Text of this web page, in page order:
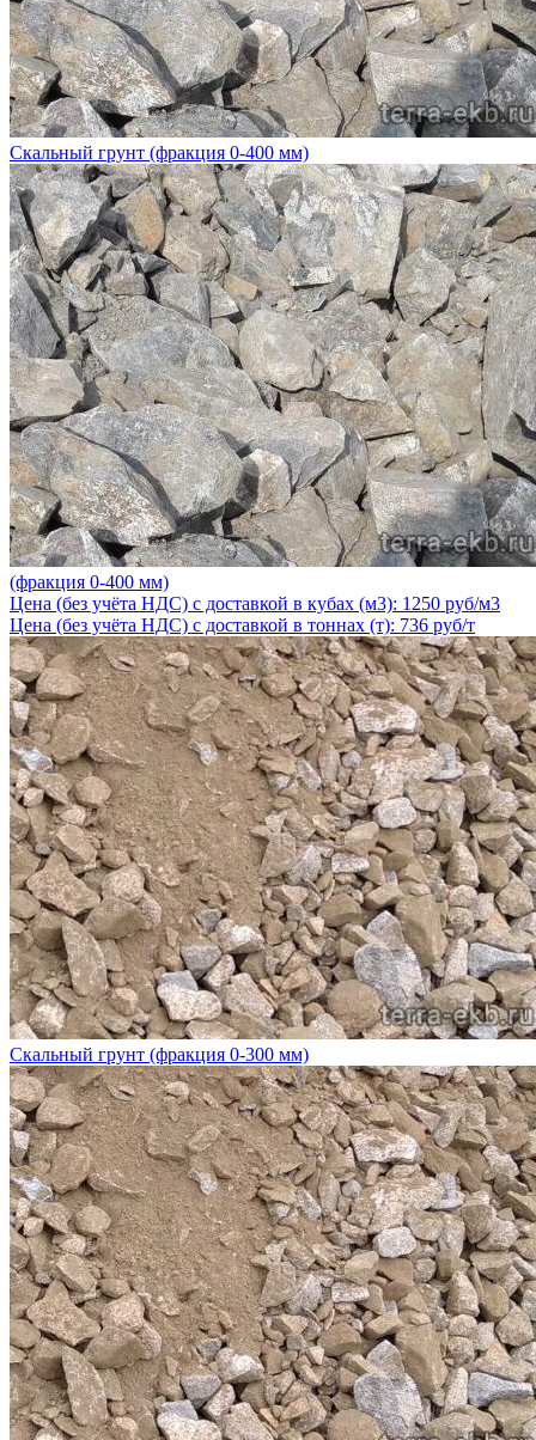
Скальный грунт (фракция 0-400 мм)
(фракция 0-400 мм)
Цена (без учёта НДС) с доставкой в кубах (м3): 1250 руб/м3
Цена (без учёта НДС) с доставкой в тоннах (т): 736 руб/т
Скальный грунт (фракция 0-300 мм)